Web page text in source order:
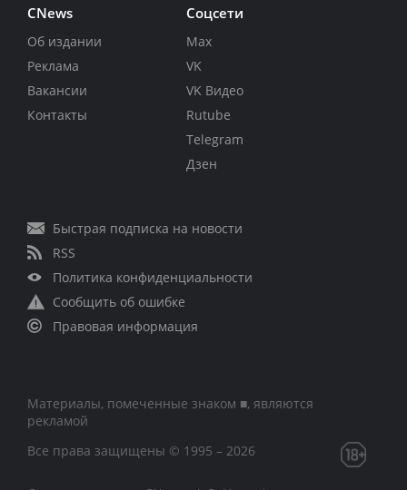
CNews
Об издании
Реклама
Вакансии
Контакты
Соцсети
Max
VK
VK Видео
Rutube
Telegram
Дзен
Быстрая подписка на новости
RSS
Политика конфиденциальности
Сообщить об ошибке
Правовая информация
Материалы, помеченные знаком ■, являются
рекламой
Все права защищены © 1995 – 2026